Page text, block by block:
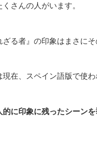
くさんの人がいます。
ざる者』の印象はまさにそ
現在、スペイン語版で使わ
的に印象に残ったシーン